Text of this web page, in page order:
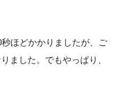
ほどかかりましたが、ご
ました。でもやっぱり、